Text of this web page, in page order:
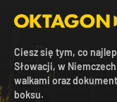
Ciesz się tym, co
Słowacji, w
walkami oraz
boksu.